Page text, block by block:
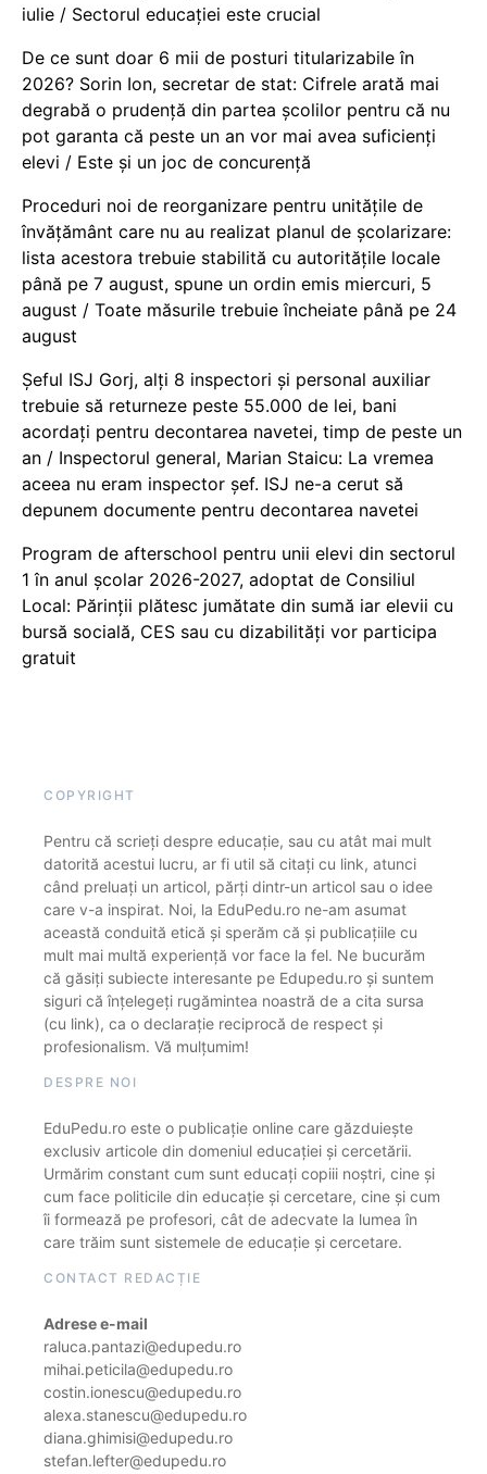
iulie / Sectorul educației este crucial
De ce sunt doar 6 mii de posturi titularizabile în
2026? Sorin Ion, secretar de stat: Cifrele arată mai
degrabă o prudență din partea școlilor pentru că nu
pot garanta că peste un an vor mai avea suficienți
elevi / Este și un joc de concurență
Proceduri noi de reorganizare pentru unitățile de
învățământ care nu au realizat planul de școlarizare:
lista acestora trebuie stabilită cu autoritățile locale
până pe 7 august, spune un ordin emis miercuri, 5
august / Toate măsurile trebuie încheiate până pe 24
august
Șeful ISJ Gorj, alți 8 inspectori și personal auxiliar
trebuie să returneze peste 55.000 de lei, bani
acordați pentru decontarea navetei, timp de peste un
an / Inspectorul general, Marian Staicu: La vremea
aceea nu eram inspector șef. ISJ ne-a cerut să
depunem documente pentru decontarea navetei
Program de afterschool pentru unii elevi din sectorul
1 în anul școlar 2026-2027, adoptat de Consiliul
Local: Părinții plătesc jumătate din sumă iar elevii cu
bursă socială, CES sau cu dizabilităţi vor participa
gratuit
COPYRIGHT
Pentru că scrieți despre educație, sau cu atât mai mult
datorită acestui lucru, ar fi util să citați cu link, atunci
când preluați un articol, părți dintr-un articol sau o idee
care v-a inspirat. Noi, la EduPedu.ro ne-am asumat
această conduită etică și sperăm că și publicațiile cu
mult mai multă experiență vor face la fel. Ne bucurăm
că găsiți subiecte interesante pe Edupedu.ro și suntem
siguri că înțelegeți rugămintea noastră de a cita sursa
(cu link), ca o declarație reciprocă de respect și
profesionalism. Vă mulțumim!
DESPRE NOI
EduPedu.ro este o publicație online care găzduiește
exclusiv articole din domeniul educației și cercetării.
Urmărim constant cum sunt educați copiii noștri, cine și
cum face politicile din educație și cercetare, cine și cum
îi formează pe profesori, cât de adecvate la lumea în
care trăim sunt sistemele de educație și cercetare.
CONTACT REDACȚIE
Adrese e-mail
raluca.pantazi@edupedu.ro
mihai.peticila@edupedu.ro
costin.ionescu@edupedu.ro
alexa.stanescu@edupedu.ro
diana.ghimisi@edupedu.ro
stefan.lefter@edupedu.ro